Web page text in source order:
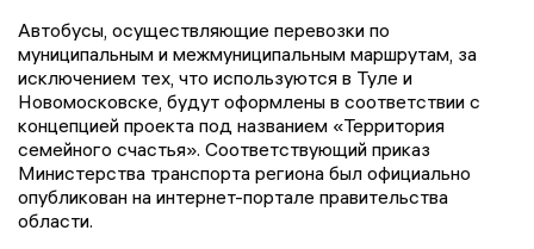
Автобусы, осуществляющие перевозки по
муниципальным и межмуниципальным маршрутам, за
исключением тех, что используются в Туле и
Новомосковске, будут оформлены в соответствии с
концепцией проекта под названием «Территория
семейного счастья». Соответствующий приказ
Министерства транспорта региона был официально
опубликован на интернет-портале правительства
области.